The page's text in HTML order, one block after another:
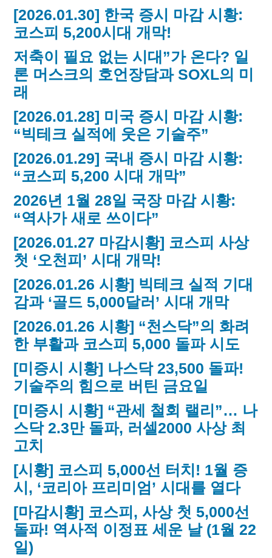
[2026.01.30] 한국 증시 마감 시황:
코스피 5,200시대 개막!
저축이 필요 없는 시대”가 온다? 일
론 머스크의 호언장담과 SOXL의 미
래
[2026.01.28] 미국 증시 마감 시황:
“빅테크 실적에 웃은 기술주”
[2026.01.29] 국내 증시 마감 시황:
“코스피 5,200 시대 개막”
2026년 1월 28일 국장 마감 시황:
“역사가 새로 쓰이다”
[2026.01.27 마감시황] 코스피 사상
첫 ‘오천피’ 시대 개막!
[2026.01.26 시황] 빅테크 실적 기대
감과 ‘골드 5,000달러’ 시대 개막
[2026.01.26 시황] “천스닥”의 화려
한 부활과 코스피 5,000 돌파 시도
[미증시 시황] 나스닥 23,500 돌파!
기술주의 힘으로 버틴 금요일
[미증시 시황] “관세 철회 랠리”… 나
스닥 2.3만 돌파, 러셀2000 사상 최
고치
[시황] 코스피 5,000선 터치! 1월 증
시, ‘코리아 프리미엄’ 시대를 열다
[마감시황] 코스피, 사상 첫 5,000선
돌파! 역사적 이정표 세운 날 (1월 22
일)